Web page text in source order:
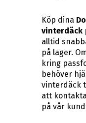
Köp dina
vinterdäck
alltid
på lager.
kring
behöver
vinterdäck
att
på vår